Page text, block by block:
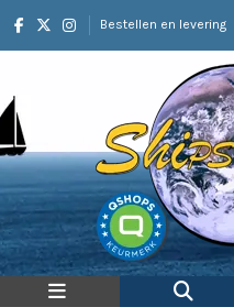
Bestellen en levering